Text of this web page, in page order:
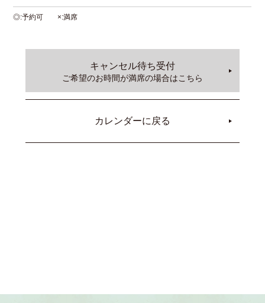
◎ 予約可 × 満席
キャンセル待ち受付
ご希望のお時間が満席の場合はこちら
カレンダーに戻る